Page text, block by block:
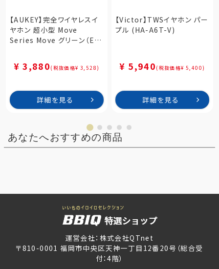
【AUKEY】完全ワイヤレスイ
ヤホン 超小型 Move
Series Move グリーン（EP-
¥ 3,880 (税抜価格¥ 3,528)
詳細を見る
【Victor】TWSイヤホン パー
プル (HA-A6T-V)
¥ 5,940 (税抜価格¥ 5,400)
詳細を見る
あなたへおすすめの商品
運営会社：株式会社QTnet
〒810-0001 福岡市中央区天神一丁目12番20号（総合受
付：4階）